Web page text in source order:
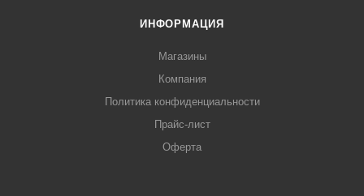
ИНФОРМАЦИЯ
Магазины
Компания
Политика конфиденциальности
Прайс-лист
Оферта